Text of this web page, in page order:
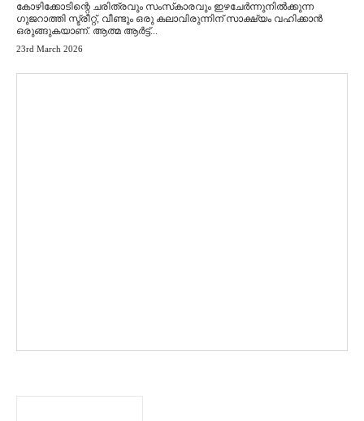
കോഴിക്കോടിന്റെ ചരിത്രവും സംസ്‌കാരവും ഇഴചേർന്നുനിൽക്കുന്ന
ഗുജറാത്തി സ്ട്രീറ്റ്, വീണ്ടും ഒരു കലാവിരുന്നിന് സാക്ഷ്യം വഹിക്കാൻ
ഒരുങ്ങുകയാണ്. ആത്മ ആർട്ട്...
23rd March 2026